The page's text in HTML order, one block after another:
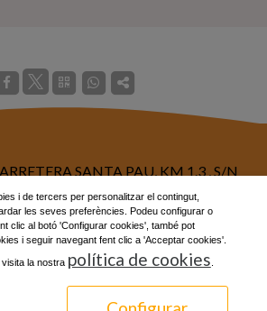
SANTA PAU, KM 1.3 , S/N
- OLOT (GIRONA)
972268909 / 659922796
info@fustespalome.com
Avís Legal
i de tercers per personalitzar el contingut,
les seves preferències. Podeu configurar o
clic al botó 'Configurar cookies', també pot
i seguir navegant fent clic a 'Acceptar cookies'.
la nostra política de cookies